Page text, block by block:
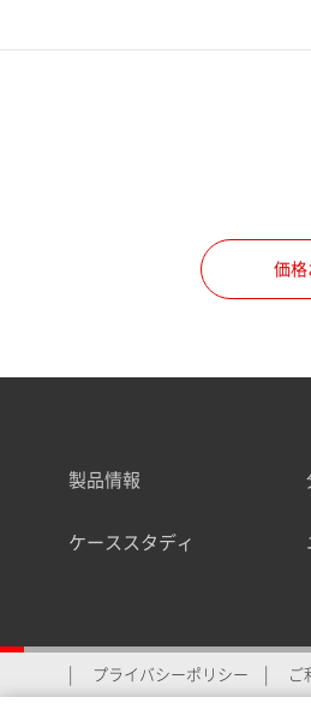
所属部署
会員制サー
価格
製品情報
ケーススタディ
プライバシーポリシー ご